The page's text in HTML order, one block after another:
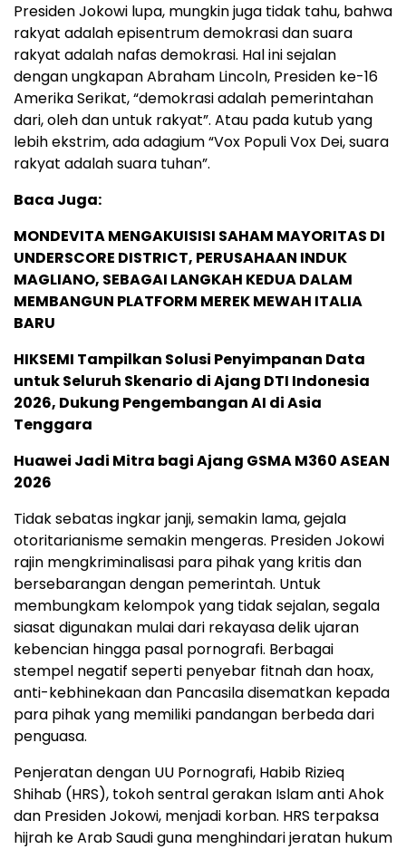
Presiden Jokowi lupa, mungkin juga tidak tahu, bahwa
rakyat adalah episentrum demokrasi dan suara
rakyat adalah nafas demokrasi. Hal ini sejalan
dengan ungkapan Abraham Lincoln, Presiden ke-16
Amerika Serikat, “demokrasi adalah pemerintahan
dari, oleh dan untuk rakyat”. Atau pada kutub yang
lebih ekstrim, ada adagium “Vox Populi Vox Dei, suara
rakyat adalah suara tuhan”.
Baca Juga:
MONDEVITA MENGAKUISISI SAHAM MAYORITAS DI
UNDERSCORE DISTRICT, PERUSAHAAN INDUK
MAGLIANO, SEBAGAI LANGKAH KEDUA DALAM
MEMBANGUN PLATFORM MEREK MEWAH ITALIA
BARU
HIKSEMI Tampilkan Solusi Penyimpanan Data
untuk Seluruh Skenario di Ajang DTI Indonesia
2026, Dukung Pengembangan AI di Asia
Tenggara
Huawei Jadi Mitra bagi Ajang GSMA M360 ASEAN
2026
Tidak sebatas ingkar janji, semakin lama, gejala
otoritarianisme semakin mengeras. Presiden Jokowi
rajin mengkriminalisasi para pihak yang kritis dan
bersebarangan dengan pemerintah. Untuk
membungkam kelompok yang tidak sejalan, segala
siasat digunakan mulai dari rekayasa delik ujaran
kebencian hingga pasal pornografi. Berbagai
stempel negatif seperti penyebar fitnah dan hoax,
anti-kebhinekaan dan Pancasila disematkan kepada
para pihak yang memiliki pandangan berbeda dari
penguasa.
Penjeratan dengan UU Pornografi, Habib Rizieq
Shihab (HRS), tokoh sentral gerakan Islam anti Ahok
dan Presiden Jokowi, menjadi korban. HRS terpaksa
hijrah ke Arab Saudi guna menghindari jeratan hukum